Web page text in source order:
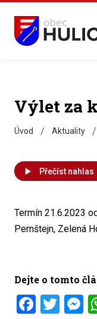
Výlet za
Úvod / Aktuality /
Přečíst nahlas
Termín 21.6.2023
Pernštejn, Zelená
Dejte o tomto